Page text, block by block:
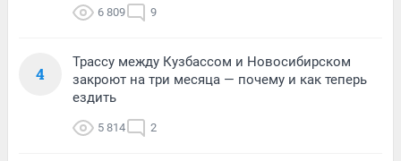
6 809 9
4
Трассу между Кузбассом и Новосибирском
закроют на три месяца — почему и как теперь
ездить
5 814 2